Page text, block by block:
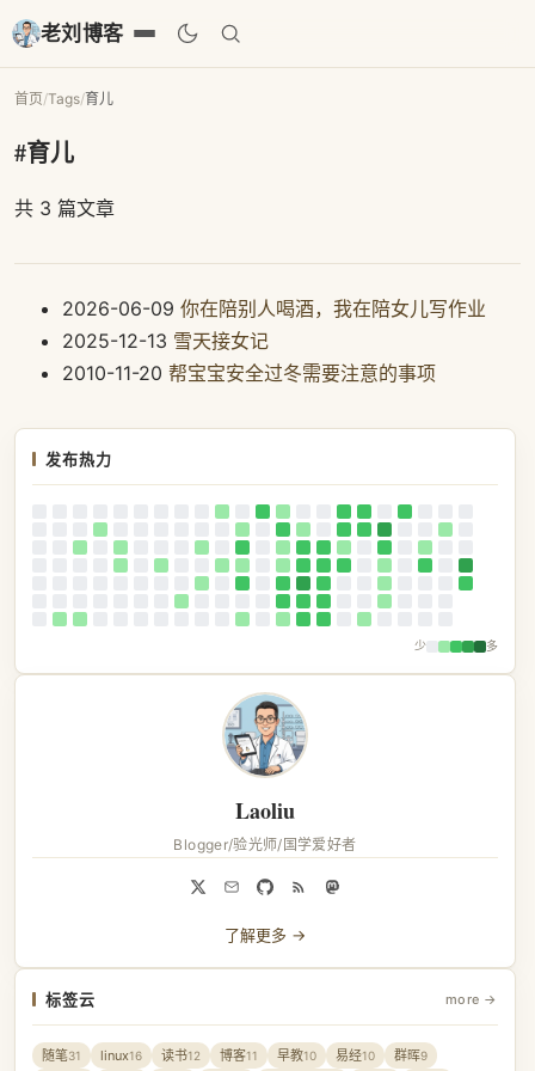
老刘博客
首页/Tags/育儿
#育儿
共 3 篇文章
2026-06-09 你在陪别人喝酒，我在陪女儿写作业
2025-12-13 雪天接女记
2010-11-20 帮宝宝安全过冬需要注意的事项
发布热力
少 多
Laoliu
Blogger/验光师/国学爱好者
了解更多 →
标签云 more →
随笔31 linux16 读书12 博客11 早教10 易经10 群晖9